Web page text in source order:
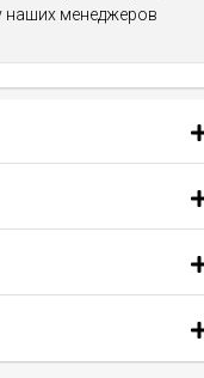
наших менеджеров